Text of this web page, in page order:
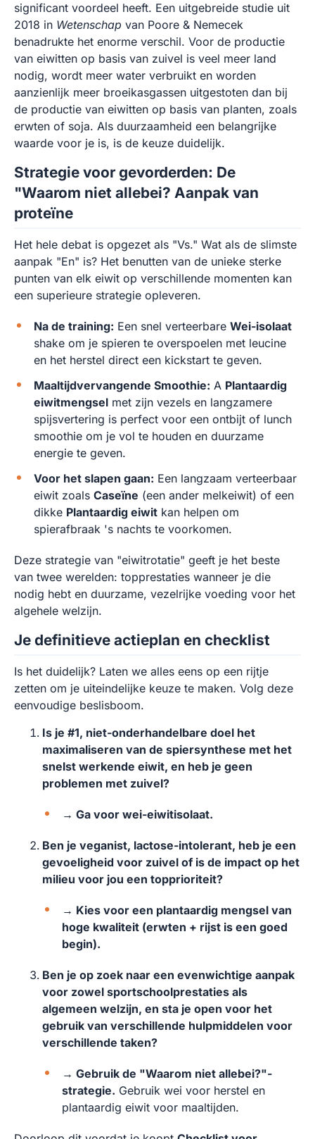
significant voordeel heeft. Een uitgebreide studie uit
2018 in Wetenschap van Poore & Nemecek
benadrukte het enorme verschil. Voor de productie
van eiwitten op basis van zuivel is veel meer land
nodig, wordt meer water verbruikt en worden
aanzienlijk meer broeikasgassen uitgestoten dan bij
de productie van eiwitten op basis van planten, zoals
erwten of soja. Als duurzaamheid een belangrijke
waarde voor je is, is de keuze duidelijk.
Strategie voor gevorderden: De
"Waarom niet allebei? Aanpak van
proteïne
Het hele debat is opgezet als "Vs." Wat als de slimste
aanpak "En" is? Het benutten van de unieke sterke
punten van elk eiwit op verschillende momenten kan
een superieure strategie opleveren.
Na de training: Een snel verteerbare Wei-isolaat
shake om je spieren te overspoelen met leucine
en het herstel direct een kickstart te geven.
Maaltijdvervangende Smoothie: A Plantaardig
eiwitmengsel met zijn vezels en langzamere
spijsvertering is perfect voor een ontbijt of lunch
smoothie om je vol te houden en duurzame
energie te geven.
Voor het slapen gaan: Een langzaam verteerbaar
eiwit zoals Caseïne (een ander melkeiwit) of een
dikke Plantaardig eiwit kan helpen om
spierafbraak 's nachts te voorkomen.
Deze strategie van "eiwitrotatie" geeft je het beste
van twee werelden: topprestaties wanneer je die
nodig hebt en duurzame, vezelrijke voeding voor het
algehele welzijn.
Je definitieve actieplan en checklist
Is het duidelijk? Laten we alles eens op een rijtje
zetten om je uiteindelijke keuze te maken. Volg deze
eenvoudige beslisboom.
Is je #1, niet-onderhandelbare doel het
maximaliseren van de spiersynthese met het
snelst werkende eiwit, en heb je geen
problemen met zuivel?
→ Ga voor wei-eiwitisolaat.
Ben je veganist, lactose-intolerant, heb je een
gevoeligheid voor zuivel of is de impact op het
milieu voor jou een topprioriteit?
→ Kies voor een plantaardig mengsel van
hoge kwaliteit (erwten + rijst is een goed
begin).
Ben je op zoek naar een evenwichtige aanpak
voor zowel sportschoolprestaties als
algemeen welzijn, en sta je open voor het
gebruik van verschillende hulpmiddelen voor
verschillende taken?
→ Gebruik de "Waarom niet allebei?"-
strategie. Gebruik wei voor herstel en
plantaardig eiwit voor maaltijden.